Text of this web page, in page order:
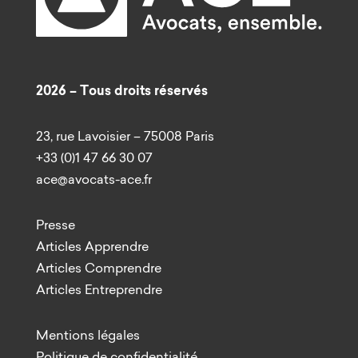
2026 – Tous droits réservés
23, rue Lavoisier – 75008 Paris
+33 (0)1 47 66 30 07
ace@avocats-ace.fr
Presse
Articles Apprendre
Articles Comprendre
Articles Entreprendre
Mentions légales